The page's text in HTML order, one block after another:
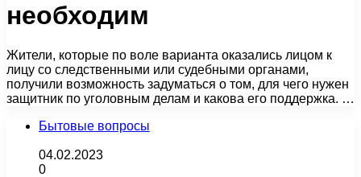
необходим
Жители, которые по воле варианта оказались лицом к
лицу со следственными или судебными органами,
получили возможность задуматься о том, для чего нужен
защитник по уголовным делам и какова его поддержка. …
Бытовые вопросы
04.02.2023
0